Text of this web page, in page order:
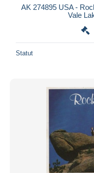
AK 274895 USA -
Vale
Statut